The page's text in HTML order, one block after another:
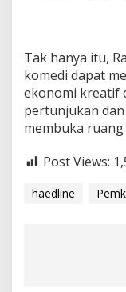
Tak hanya itu,
komedi dapat
ekonomi kreatif
pertunjukan
membuka
Post Views:
haedline